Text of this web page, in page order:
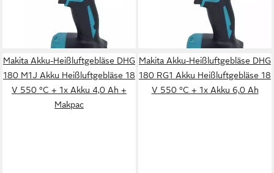
+ 2x Akku 6,0 Ah
lieferbar - in 2-3 Werktagen bei dir
+ 1x Akku 4,0 Ah
lieferbar - in 2-3 Werktagen bei dir
Makita Akku-Heißluftgebläse DHG
180 M1J Akku Heißluftgebläse 18
V 550 °C + 1x Akku 4,0 Ah +
Makpac
Makita Akku-Heißluftgebläse DHG
180 RG1 Akku Heißluftgebläse 18
V 550 °C + 1x Akku 6,0 Ah